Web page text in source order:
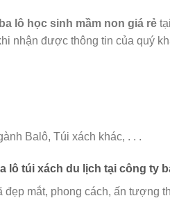
lô học sinh mầm non giá rẻ tại
nhận được thông tin của quý
Balô, Túi xách khác, . . .
lô túi xách du lịch tại công ty
đẹp mắt, phong cách, ấn tượng